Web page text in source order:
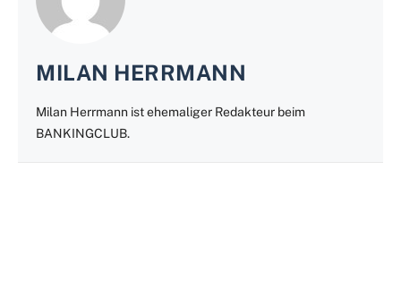
MILAN HERRMANN
Milan Herrmann ist ehemaliger Redakteur beim
BANKINGCLUB.